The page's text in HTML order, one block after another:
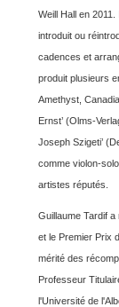
Weill Hall en
introduit ou
cadences et
produit plusieurs
Amethyst,
Ernst’ (Olms-
Joseph Szigeti’
comme violon-
artistes réputés.
Guillaume Tardif
et le Premier Prix
mérité des
Professeur
l'Université de